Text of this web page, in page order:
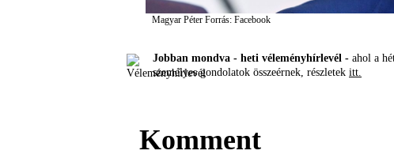
Magyar Péter Forrás: Facebook
Jobban mondva - heti véleményhírlevél - ahol a
személyes gondolatok összeérnek, részletek itt.
Komment